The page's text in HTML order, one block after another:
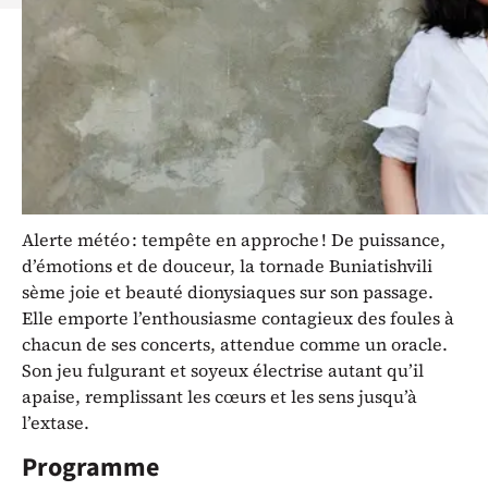
Retrouvez la puissante et douce
Khatia Buniatishvili, véritable
phénomène du piano, dans le cadre
de la saison 26/27 du Grand Récital.
Alerte météo : tempête en approche ! De puissance,
d’émotions et de douceur, la tornade Buniatishvili
sème joie et beauté dionysiaques sur son passage.
Elle emporte l’enthousiasme contagieux des foules à
chacun de ses concerts, attendue comme un oracle.
Son jeu fulgurant et soyeux électrise autant qu’il
apaise, remplissant les cœurs et les sens jusqu’à
l’extase.
Programme